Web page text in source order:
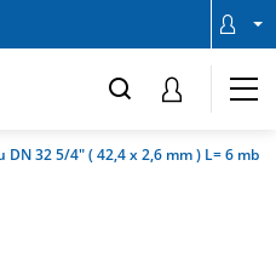
32 5/4" ( 42,4 x 2,6 mm ) L= 6 mb